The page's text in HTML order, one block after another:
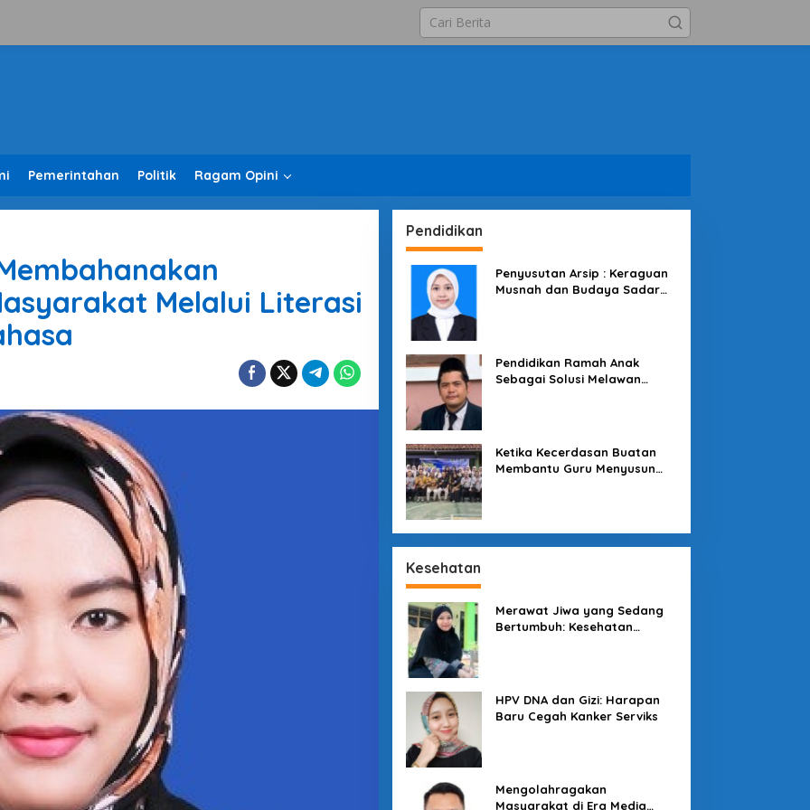
Pemerintahan Politik Ragam Opini
Melalui Literasi
Pendidikan
Penyusutan Arsip : Keraguan
Musnah dan Budaya Sadar
Pendidikan Ramah Anak
Sebagai Solusi Melawan
Ketika Kecerdasan Buatan
Membantu Guru Menyusun
Kesehatan
Merawat Jiwa yang Sedang
Bertumbuh: Kesehatan
HPV DNA dan Gizi: Harapan
Baru Cegah Kanker Serviks
Mengolahragakan
Masyarakat di Era Media